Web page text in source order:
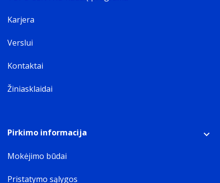
Karjera
Verslui
Kontaktai
Žiniasklaidai
Pirkimo informacija
Mokėjimo būdai
Pristatymo sąlygos